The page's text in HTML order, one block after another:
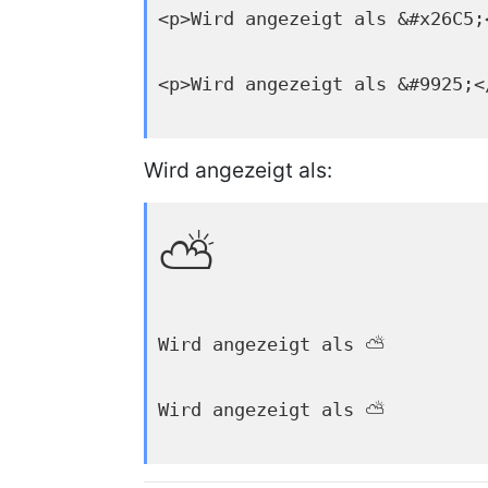
<p>Wird angezeigt als
<p>Wird angezeigt als
Wird angezeigt als:
⛅
Wird angezeigt als ⛅
Wird angezeigt als ⛅